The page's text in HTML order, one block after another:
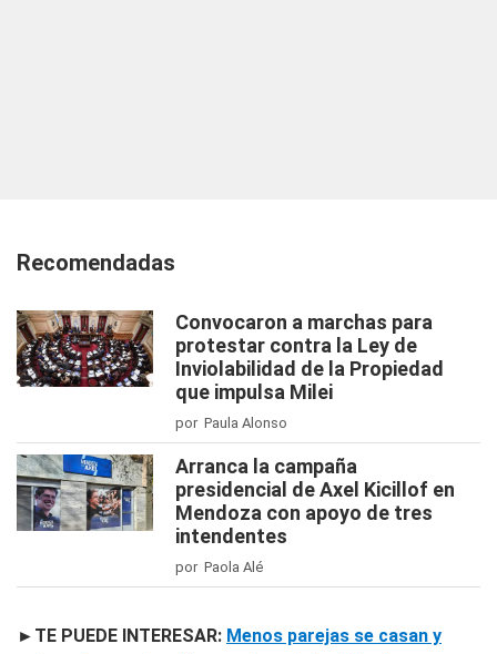
Recomendadas
Convocaron a marchas para
protestar contra la Ley de
Inviolabilidad de la Propiedad
que impulsa Milei
por Paula Alonso
Arranca la campaña
presidencial de Axel Kicillof en
Mendoza con apoyo de tres
intendentes
por Paola Alé
►TE PUEDE INTERESAR: Menos parejas se casan y